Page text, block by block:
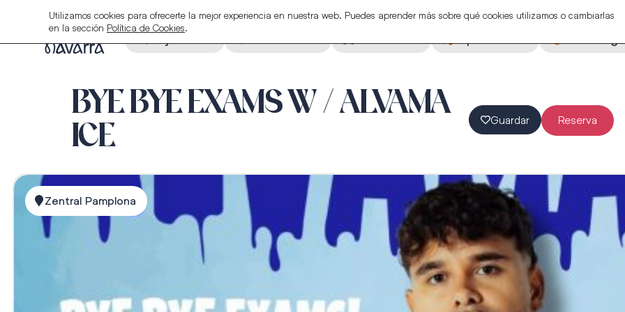
Eventos
BYE BYE EXAMS W / ALVAMA
ICE
Guardar Reserva
Zentral Pamplona
Utilizamos cookies para ofrecerte la mejor experiencia en nuestra web. Puedes aprender más sobre qué cookies utilizamos o cambiarlas
en la sección Política de Cookies.